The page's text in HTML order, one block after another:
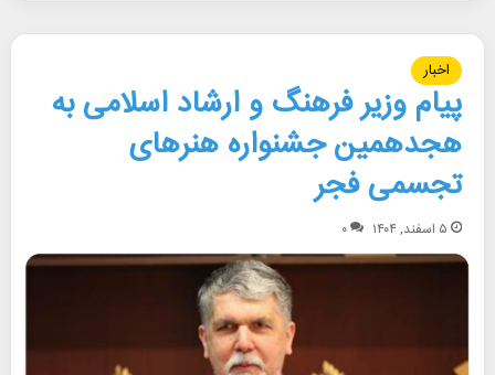
اخبار
پیام وزیر فرهنگ و ارشاد اسلامی به
هجدهمین جشنواره هنرهای
تجسمی فجر
۵ اسفند, ۱۴۰۴ ۰